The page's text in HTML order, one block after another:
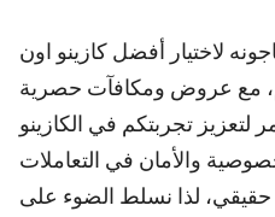
لاختيار أفضل كازينو اون
مع عروض ومكافآت حصرية
لتعزيز تجربتكم في الكازينو
والأمان في التعاملات
حقيقي، لذا نسلط الضوء على